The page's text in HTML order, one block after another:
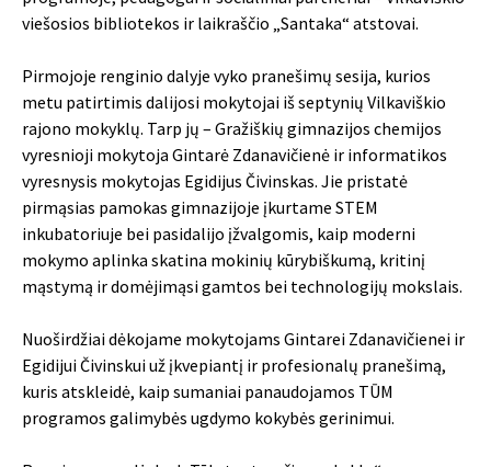
viešosios bibliotekos ir laikraščio „Santaka“ atstovai.
Pirmojoje renginio dalyje vyko pranešimų sesija, kurios
metu patirtimis dalijosi mokytojai iš septynių Vilkaviškio
rajono mokyklų. Tarp jų – Gražiškių gimnazijos chemijos
vyresnioji mokytoja Gintarė Zdanavičienė ir informatikos
vyresnysis mokytojas Egidijus Čivinskas. Jie pristatė
pirmąsias pamokas gimnazijoje įkurtame STEM
inkubatoriuje bei pasidalijo įžvalgomis, kaip moderni
mokymo aplinka skatina mokinių kūrybiškumą, kritinį
mąstymą ir domėjimąsi gamtos bei technologijų mokslais.
Nuoširdžiai dėkojame mokytojams Gintarei Zdanavičienei ir
Egidijui Čivinskui už įkvepiantį ir profesionalų pranešimą,
kuris atskleidė, kaip sumaniai panaudojamos TŪM
programos galimybės ugdymo kokybės gerinimui.